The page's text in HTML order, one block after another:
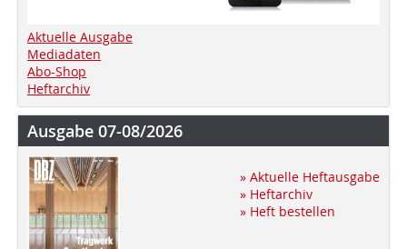
Aktuelle Ausgabe
Mediadaten
Abo-Shop
Heftarchiv
Ausgabe 07-08/2026
» Aktuelle Heftausgabe
» Heftarchiv
» Heft bestellen